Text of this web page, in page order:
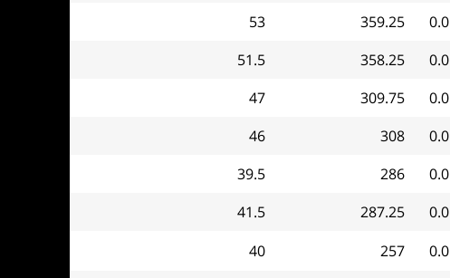
0.0
359.25
53
0.0
358.25
51.5
0.0
309.75
47
0.0
308
46
0.0
286
39.5
0.0
287.25
41.5
0.0
257
40